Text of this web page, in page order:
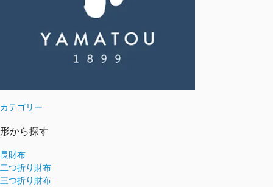
カテゴリー
形から探す
長財布
二つ折り財布
三つ折り財布